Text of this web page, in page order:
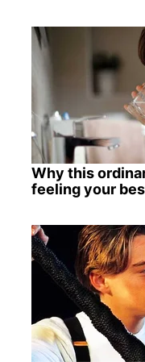
Why this
feeling your